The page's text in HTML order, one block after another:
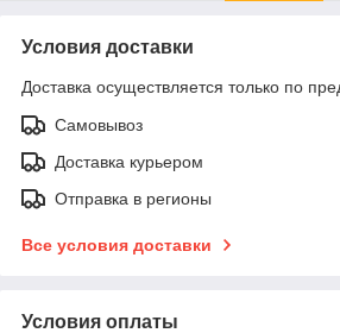
Условия доставки
Доставка осуществляется только по
Самовывоз
Доставка курьером
Отправка в регионы
Все условия доставки
Условия оплаты